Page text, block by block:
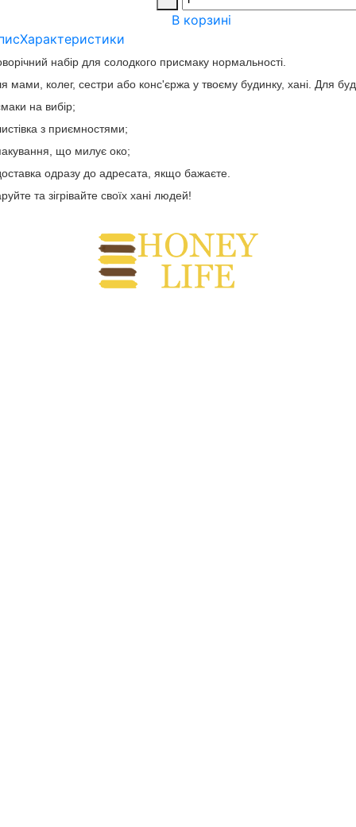
В корзині
Характеристики
набір для солодкого присмаку нормальності.
мами, колег, сестри або конс'єржа у твоєму будинку, хані. Для
на вибір;
з приємностями;
що милує око;
одразу до адресата, якщо бажаєте.
та зігрівайте своїх хані людей!